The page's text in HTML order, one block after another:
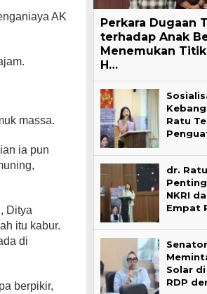
AK
massa.
ia pun
Ditya
itu kabur.
di
berpikir,
Perkara Dugaan
terhadap Anak
Menemukan
H…
Ratu
dr.
NKRI
Empat
Solar
RDP